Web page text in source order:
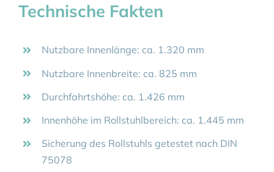
Technische Fakten
Nutzbare Innenlänge: ca. 1.320 mm
Nutzbare Innenbreite: ca. 825 mm
Durchfahrtshöhe: ca. 1.426 mm
Innenhöhe im Rollstuhlbereich: ca. 1.445 mm
Sicherung des Rollstuhls getestet nach DIN
75078